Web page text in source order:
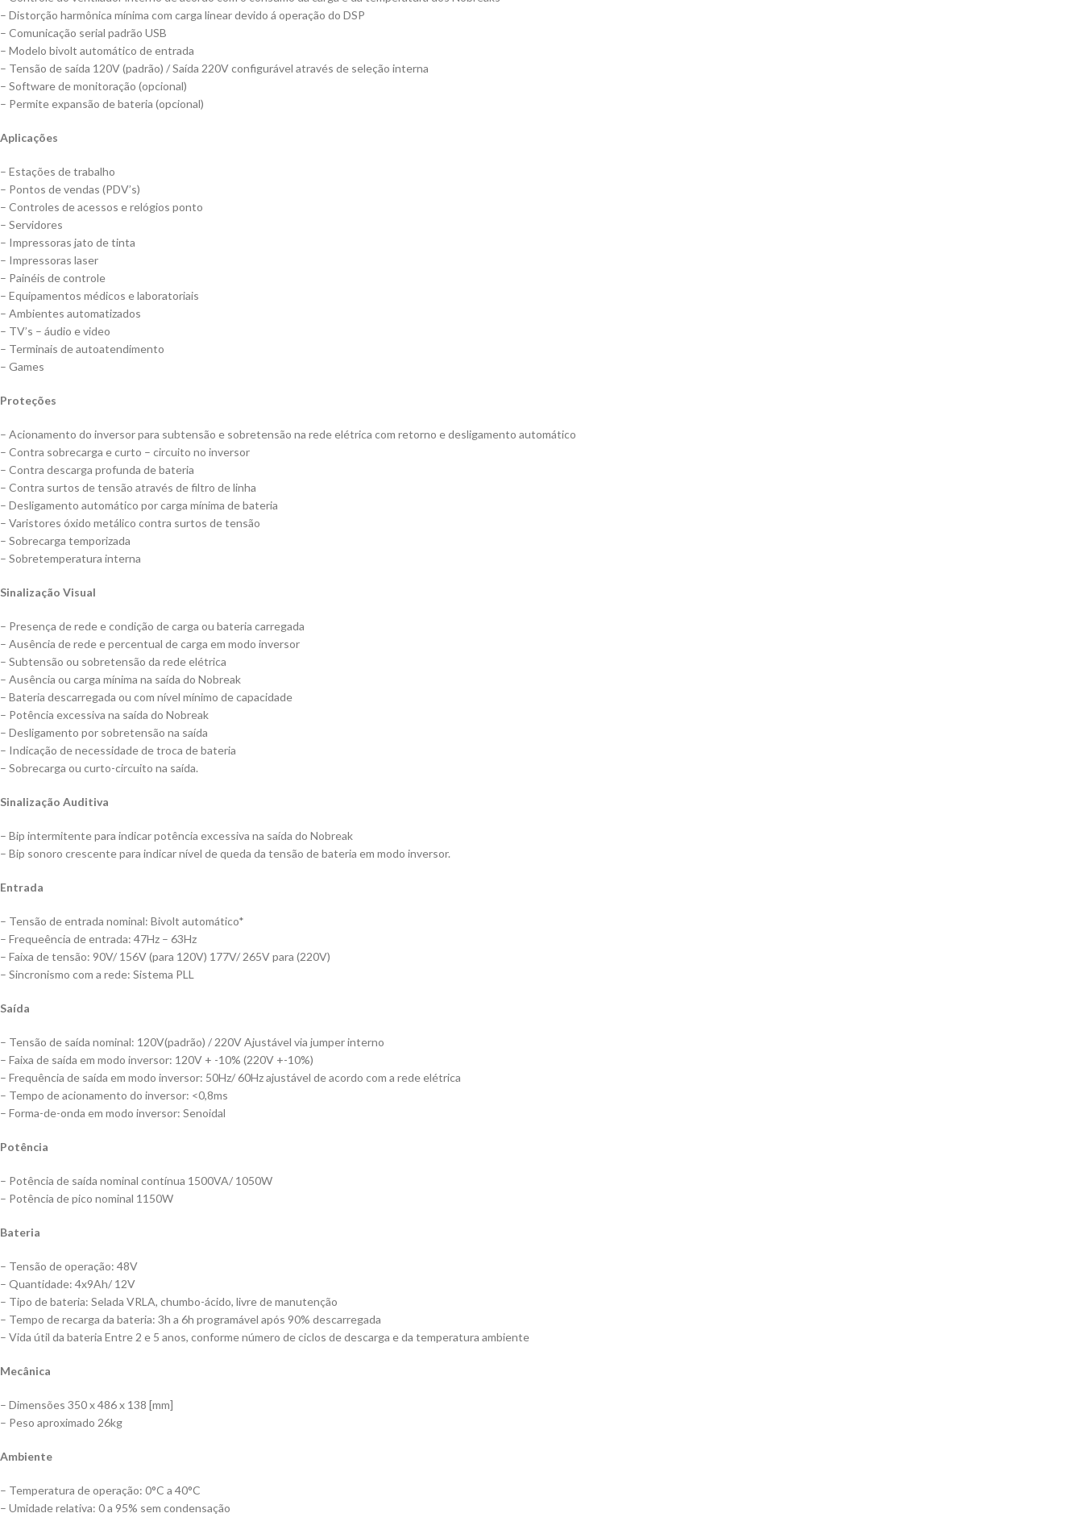
– Distorção harmônica mínima com carga linear devido á operação do DSP
– Comunicação serial padrão USB
– Modelo bivolt automático de entrada
– Tensão de saída 120V (padrão) / Saída 220V configurável através de seleção interna
– Software de monitoração (opcional)
– Permite expansão de bateria (opcional)
Aplicações
– Estações de trabalho
– Pontos de vendas (PDV’s)
– Controles de acessos e relógios ponto
– Servidores
– Impressoras jato de tinta
– Impressoras laser
– Painéis de controle
– Equipamentos médicos e laboratoriais
– Ambientes automatizados
– TV’s – áudio e video
– Terminais de autoatendimento
– Games
Proteções
– Acionamento do inversor para subtensão e sobretensão na rede elétrica com retorno e desligamento automático
– Contra sobrecarga e curto – circuito no inversor
– Contra descarga profunda de bateria
– Contra surtos de tensão através de filtro de linha
– Desligamento automático por carga mínima de bateria
– Varistores óxido metálico contra surtos de tensão
– Sobrecarga temporizada
– Sobretemperatura interna
Sinalização Visual
– Presença de rede e condição de carga ou bateria carregada
– Ausência de rede e percentual de carga em modo inversor
– Subtensão ou sobretensão da rede elétrica
– Ausência ou carga mínima na saída do Nobreak
– Bateria descarregada ou com nível mínimo de capacidade
– Potência excessiva na saída do Nobreak
– Desligamento por sobretensão na saída
– Indicação de necessidade de troca de bateria
– Sobrecarga ou curto-circuito na saída.
Sinalização Auditiva
– Bip intermitente para indicar potência excessiva na saída do Nobreak
– Bip sonoro crescente para indicar nível de queda da tensão de bateria em modo inversor.
Entrada
– Tensão de entrada nominal: Bivolt automático*
– Frequeência de entrada: 47Hz – 63Hz
– Faixa de tensão: 90V/ 156V (para 120V) 177V/ 265V para (220V)
– Sincronismo com a rede: Sistema PLL
Saída
– Tensão de saída nominal: 120V(padrão) / 220V Ajustável via jumper interno
– Faixa de saída em modo inversor: 120V + -10% (220V +-10%)
– Frequência de saída em modo inversor: 50Hz/ 60Hz ajustável de acordo com a rede elétrica
– Tempo de acionamento do inversor: <0,8ms
– Forma-de-onda em modo inversor: Senoidal
Potência
– Potência de saída nominal contínua 1500VA/ 1050W
– Potência de pico nominal 1150W
Bateria
– Tensão de operação: 48V
– Quantidade: 4x9Ah/ 12V
– Tipo de bateria: Selada VRLA, chumbo-ácido, livre de manutenção
– Tempo de recarga da bateria: 3h a 6h programável após 90% descarregada
– Vida útil da bateria Entre 2 e 5 anos, conforme número de ciclos de descarga e da temperatura ambiente
Mecânica
– Dimensões 350 x 486 x 138 [mm]
– Peso aproximado 26kg
Ambiente
– Temperatura de operação: 0°C a 40°C
– Umidade relativa: 0 a 95% sem condensação